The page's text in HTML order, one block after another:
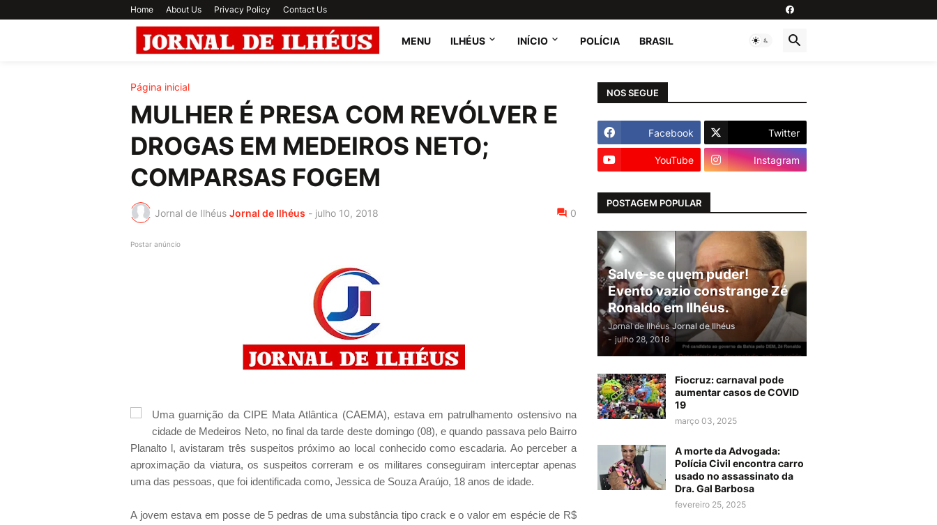
Home About Us Privacy Policy Contact Us
MENU ILHÉUS INÍCIO POLÍCIA BRASIL
Página inicial
MULHER É PRESA COM REVÓLVER E
DROGAS EM MEDEIROS NETO;
COMPARSAS FOGEM
Jornal de Ilhéus Jornal de Ilhéus - julho 10, 2018 0
Postar anúncio
Uma guarnição da CIPE Mata Atlântica (CAEMA), estava em patrulhamento ostensivo na
cidade de Medeiros Neto, no final da tarde deste domingo (08), e quando passava pelo Bairro
Planalto l, avistaram três suspeitos próximo ao local conhecido como escadaria. Ao perceber a
aproximação da viatura, os suspeitos correram e os militares conseguiram interceptar apenas
uma das pessoas, que foi identificada como, Jessica de Souza Araújo, 18 anos de idade.
A jovem estava em posse de 5 pedras de uma substância tipo crack e o valor em espécie de R$
NOS SEGUE
Facebook Twitter
YouTube Instagram
POSTAGEM POPULAR
Salve-se quem puder!
Evento vazio constrange Zé
Ronaldo em Ilhéus.
Jornal de Ilhéus Jornal de Ilhéus
- julho 28, 2018
Fiocruz: carnaval pode
aumentar casos de COVID
19
março 03, 2025
A morte da Advogada:
Polícia Civil encontra carro
usado no assassinato da
Dra. Gal Barbosa
fevereiro 25, 2025